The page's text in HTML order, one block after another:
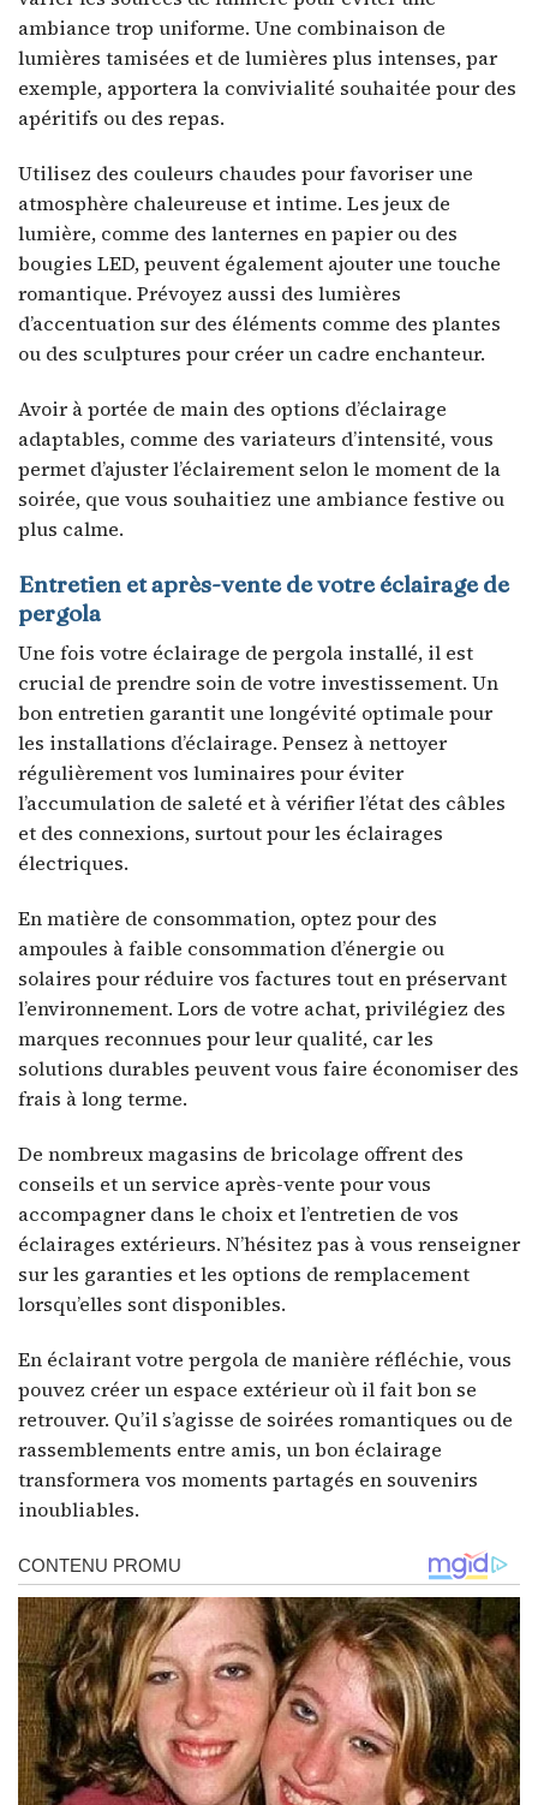
ambiance trop uniforme. Une combinaison de
lumières tamisées et de lumières plus intenses, par
exemple, apportera la convivialité souhaitée pour des
apéritifs ou des repas.
Utilisez des couleurs chaudes pour favoriser une
atmosphère chaleureuse et intime. Les jeux de
lumière, comme des lanternes en papier ou des
bougies LED, peuvent également ajouter une touche
romantique. Prévoyez aussi des lumières
d’accentuation sur des éléments comme des plantes
ou des sculptures pour créer un cadre enchanteur.
Avoir à portée de main des options d’éclairage
adaptables, comme des variateurs d’intensité, vous
permet d’ajuster l’éclairement selon le moment de la
soirée, que vous souhaitiez une ambiance festive ou
plus calme.
Entretien et après-vente de votre éclairage de
pergola
Une fois votre éclairage de pergola installé, il est
crucial de prendre soin de votre investissement. Un
bon entretien garantit une longévité optimale pour
les installations d’éclairage. Pensez à nettoyer
régulièrement vos luminaires pour éviter
l’accumulation de saleté et à vérifier l’état des câbles
et des connexions, surtout pour les éclairages
électriques.
En matière de consommation, optez pour des
ampoules à faible consommation d’énergie ou
solaires pour réduire vos factures tout en préservant
l’environnement. Lors de votre achat, privilégiez des
marques reconnues pour leur qualité, car les
solutions durables peuvent vous faire économiser des
frais à long terme.
De nombreux magasins de bricolage offrent des
conseils et un service après-vente pour vous
accompagner dans le choix et l’entretien de vos
éclairages extérieurs. N’hésitez pas à vous renseigner
sur les garanties et les options de remplacement
lorsqu’elles sont disponibles.
En éclairant votre pergola de manière réfléchie, vous
pouvez créer un espace extérieur où il fait bon se
retrouver. Qu’il s’agisse de soirées romantiques ou de
rassemblements entre amis, un bon éclairage
transformera vos moments partagés en souvenirs
inoubliables.